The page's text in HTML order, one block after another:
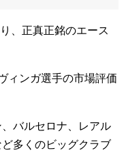
、正真正銘のエース
ィンガ選手の市場評価
バルセロナ、レアル
多くのビッグクラブ